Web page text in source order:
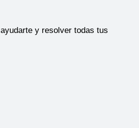
y resolver todas tus